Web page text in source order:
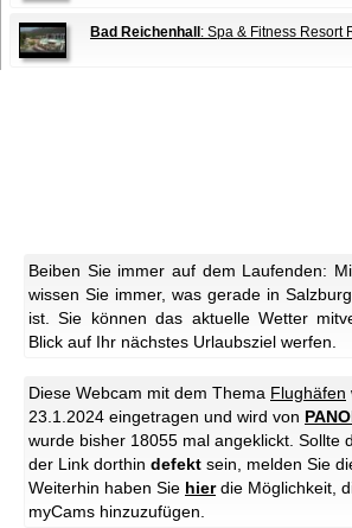
Bad Reichenhall: Spa & Fitness Resort
Beiben Sie immer auf dem Laufenden:
wissen Sie immer, was gerade in
ist. Sie können das aktuelle Wetter
Blick auf Ihr nächstes Urlaubsziel werfen.
Diese Webcam mit dem Thema Flughäfen
23.1.2024 eingetragen und wird von
wurde bisher 18055 mal angeklickt. Sollte
der Link dorthin defekt sein, melden Sie
Weiterhin haben Sie hierdie Möglichkeit,
myCams hinzuzufügen.